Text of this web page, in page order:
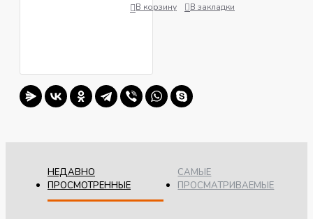
В корзину В закладки
НЕДАВНО
ПРОСМОТРЕННЫЕ
САМЫЕ
ПРОСМАТРИВАЕМЫЕ